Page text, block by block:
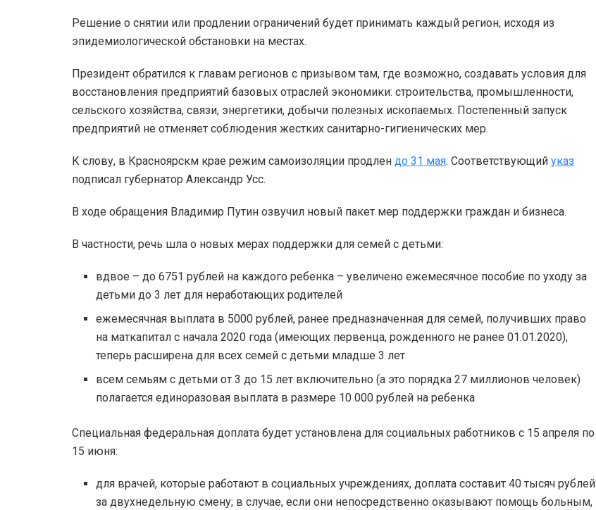
Решение о снятии или продлении ограничений будет принимать каждый регион, исходя из
эпидемиологической обстановки на местах.
Президент обратился к главам регионов с призывом там, где возможно, создавать условия для
восстановления предприятий базовых отраслей экономики: строительства, промышленности,
сельского хозяйства, связи, энергетики, добычи полезных ископаемых. Постепенный запуск
предприятий не отменяет соблюдения жестких санитарно-гигиенических мер.
К слову, в Красноярскм крае режим самоизоляции продлен до 31 мая. Соответствующий указ
подписал губернатор Александр Усс.
В ходе обращения Владимир Путин озвучил новый пакет мер поддержки граждан и бизнеса.
В частности, речь шла о новых мерах поддержки для семей с детьми:
вдвое – до 6751 рублей на каждого ребенка – увеличено ежемесячное пособие по уходу за
детьми до 3 лет для неработающих родителей
ежемесячная выплата в 5000 рублей, ранее предназначенная для семей, получивших право
на маткапитал с начала 2020 года (имеющих первенца, рожденного не ранее 01.01.2020),
теперь расширена для всех семей с детьми младше 3 лет
всем семьям с детьми от 3 до 15 лет включительно (а это порядка 27 миллионов человек)
полагается единоразовая выплата в размере 10 000 рублей на ребенка
Специальная федеральная доплата будет установлена для социальных работников с 15 апреля по
15 июня:
для врачей, которые работают в социальных учреждениях, доплата составит 40 тысяч рублей
за двухнедельную смену; в случае, если они непосредственно оказывают помощь больным,